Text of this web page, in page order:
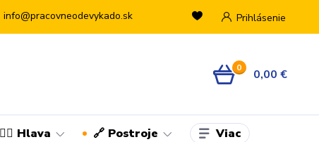
Prihlásenie
info@pracovneodevykado.sk
0 0,00 €
👷‍♂️ Hlava 🔗 Postroje Viac